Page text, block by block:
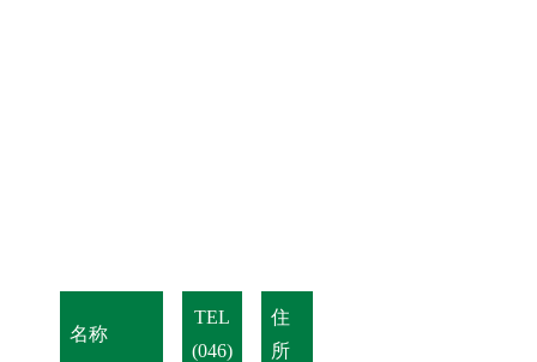
名称
TEL
(046)
住
所